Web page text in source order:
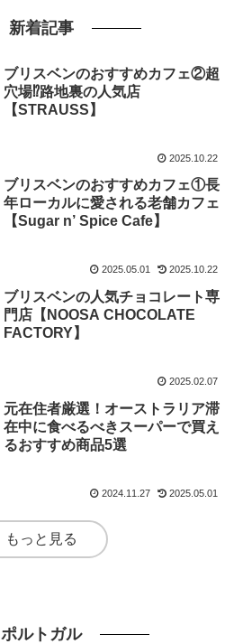
新着記事
ブリスベンのおすすめカフェ②超
穴場⁉路地裏の人気店
【STRAUSS】
2025.10.22
ブリスベンのおすすめカフェ①長
年ローカルに愛される老舗カフェ
【Sugar n’ Spice Cafe】
2025.05.01 2025.10.22
ブリスベンの人気チョコレート専
門店【NOOSA CHOCOLATE
FACTORY】
2025.02.07
元在住者厳選！オーストラリア滞
在中に食べるべきスーパーで買え
るおすすめ商品5選
2024.11.27 2025.05.01
もっと見る
ポルトガル